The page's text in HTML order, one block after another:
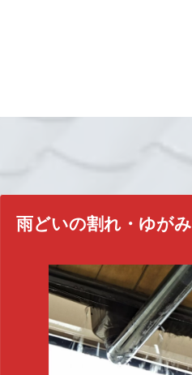
です。
雨どいの割れ・ゆがみ